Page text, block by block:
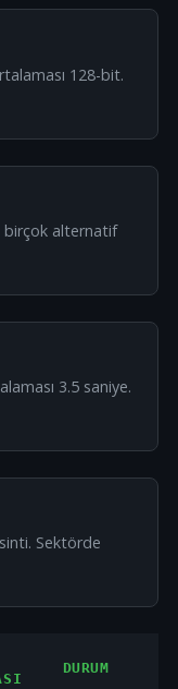
128-bit.
birçok alternatif
3.5 saniye.
Sektörde
DURUM